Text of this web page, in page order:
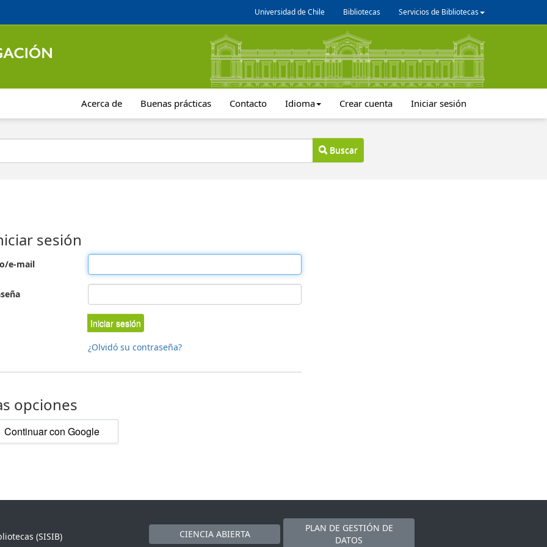
Universidad de Chile Bibliotecas Servicios de Bibliotecas
Acerca de Buenas prácticas Contacto Idioma Crear cuenta Iniciar sesión
Buscar
sesión
e-mail
Iniciar sesión
¿Olvidó su contraseña?
opciones
Continuar con Google
(SISIB)
CIENCIA ABIERTA
PLAN DE GESTIÓN DE
DATOS